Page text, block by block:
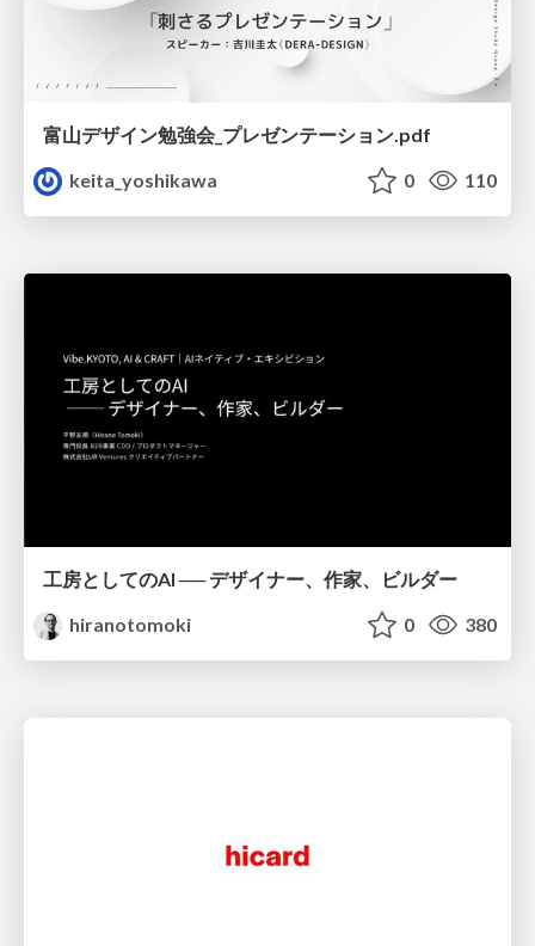
富山デザイン勉強会_プレゼンテーション.pdf
keita_yoshikawa
0 110
工房としてのAI ── デザイナー、作家、ビルダー
hiranotomoki
0 380